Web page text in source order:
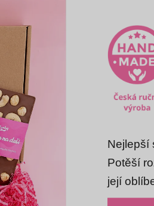
produktu
je
5,0
z
hvězdiček.
Nejlepší
Potěší
její